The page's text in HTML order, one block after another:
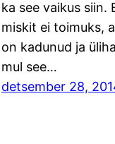
ka see vaikus siin.
miskit ei toimuks,
on kadunud ja
mul see…
detsember 28,